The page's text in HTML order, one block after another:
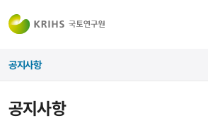
공지사항
공지사항